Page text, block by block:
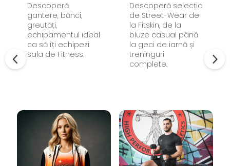
Descoperă
gantere, bănci,
greutăți,
echipamentul ideal
ca să îți echipezi
sala de Fitness.
Descoperă selecția
de Street-Wear de
la Fitskin, de la
bluze casual până
la geci de iarnă și
treninguri
complete.